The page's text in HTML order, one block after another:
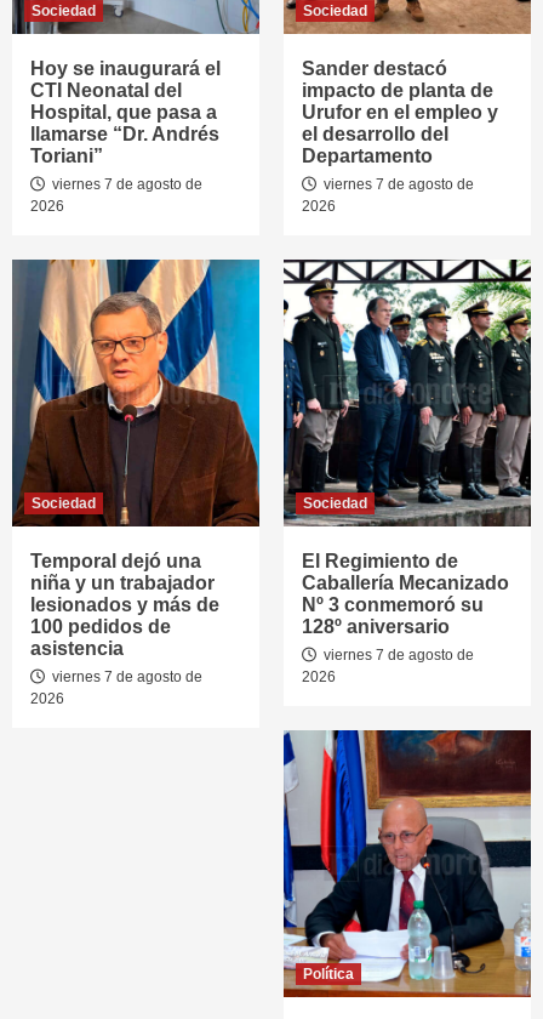
Sociedad
Hoy se inaugurará el
CTI Neonatal del
Hospital, que pasa a
llamarse “Dr. Andrés
Toriani”
viernes 7 de agosto de
2026
Sociedad
Sander destacó
impacto de planta de
Urufor en el empleo y
el desarrollo del
Departamento
viernes 7 de agosto de
2026
Sociedad
Temporal dejó una
niña y un trabajador
lesionados y más de
100 pedidos de
asistencia
viernes 7 de agosto de
2026
Sociedad
El Regimiento de
Caballería Mecanizado
Nº 3 conmemoró su
128º aniversario
viernes 7 de agosto de
2026
Política